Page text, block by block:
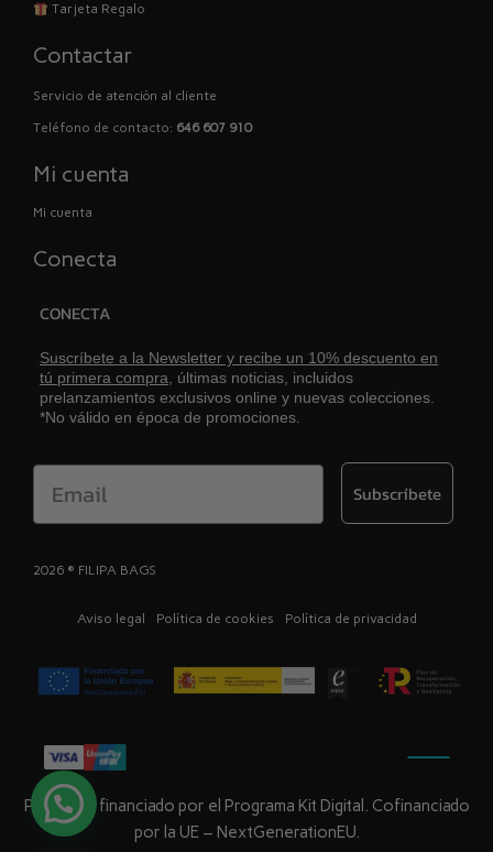
Tarjeta Regalo
Contactar
Servicio de atención al cliente
Teléfono de contacto: 646 607 910
Mi cuenta
Mi cuenta
Conecta
CONECTA
Suscríbete a la Newsletter y recibe un 10% descuento en
tú primera compra, últimas noticias, incluidos
prelanzamientos exclusivos online y nuevas colecciones.
*No válido en época de promociones.
Email Subscríbete
2026 ® FILIPA BAGS
Aviso legal Política de cookies Política de privacidad
Proyecto financiado por el Programa Kit Digital. Cofinanciado
por la UE – NextGenerationEU.